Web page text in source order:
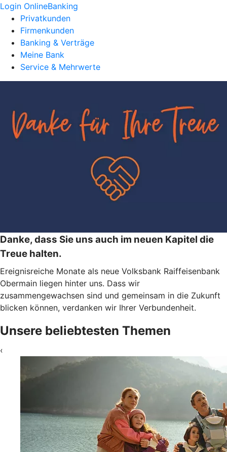
Login OnlineBanking
Privatkunden
Firmenkunden
Banking & Verträge
Meine Bank
Service & Mehrwerte
Danke, dass Sie uns auch im neuen Kapitel die
Treue halten.
Ereignisreiche Monate als neue Volksbank Raiffeisenbank
Obermain liegen hinter uns. Dass wir
zusammengewachsen sind und gemeinsam in die Zukunft
blicken können, verdanken wir Ihrer Verbundenheit.
Unsere beliebtesten Themen
‹